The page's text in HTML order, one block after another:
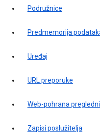
Podružnice
Predmemorija
Uređaj
URL preporuke
Web-pohrana
Zapisi poslužitelja